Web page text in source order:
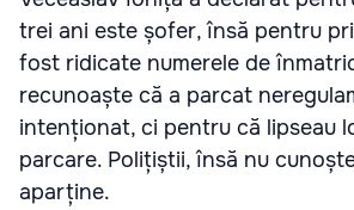
trei ani este șofer, însă pentru
fost ridicate numerele de
recunoaște că a parcat
intenționat, ci pentru că lipseau
parcare. Polițiștii, însă nu
aparține.